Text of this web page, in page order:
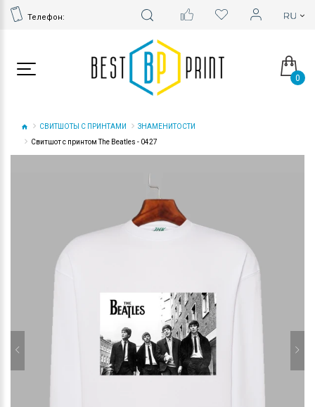
Телефон:
0
СВИТШОТЫ С ПРИНТАМИ
ЗНАМЕНИТОСТИ
Свитшот с принтом The Beatles - 0427